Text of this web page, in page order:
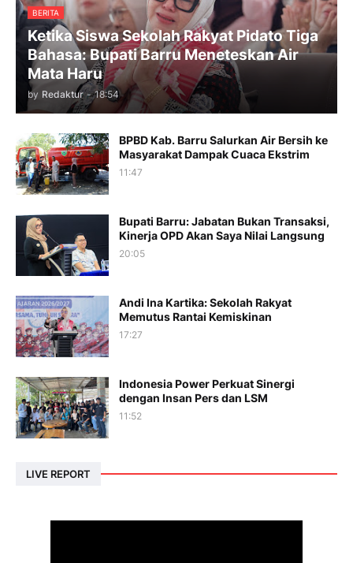
BERITA
Ketika Siswa Sekolah Rakyat Pidato Tiga
Bahasa: Bupati Barru Meneteskan Air
Mata Haru
by Redaktur - 18:54
BPBD Kab. Barru Salurkan Air Bersih ke
Masyarakat Dampak Cuaca Ekstrim
11:47
Bupati Barru: Jabatan Bukan Transaksi,
Kinerja OPD Akan Saya Nilai Langsung
20:05
Andi Ina Kartika: Sekolah Rakyat
Memutus Rantai Kemiskinan
17:27
Indonesia Power Perkuat Sinergi
dengan Insan Pers dan LSM
11:52
LIVE REPORT